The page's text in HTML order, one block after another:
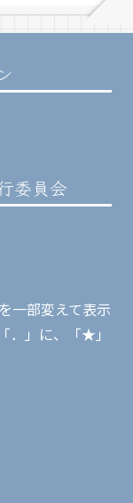
委員会
一部変えて表示
．」に、「★」